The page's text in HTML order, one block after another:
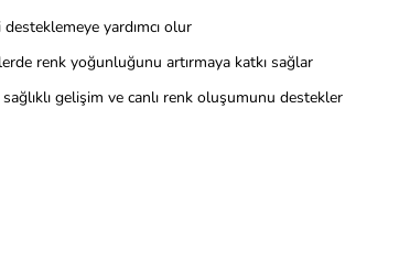
yardımcı olur
renk yoğunluğunu artırmaya katkı sağlar
gelişim ve canlı renk oluşumunu destekler